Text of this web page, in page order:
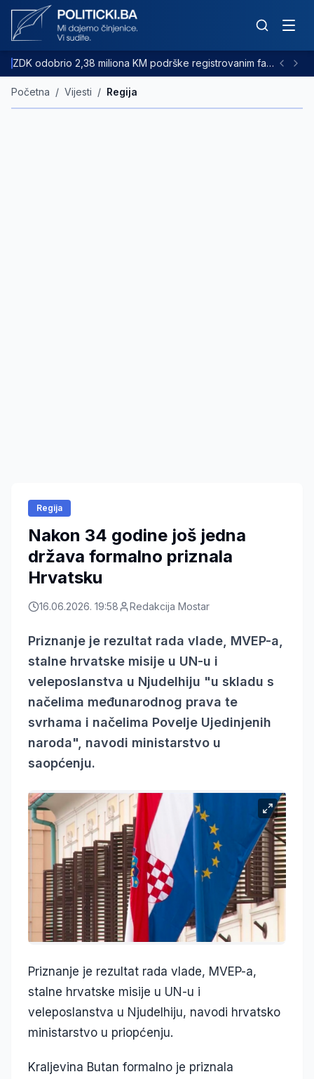
ZDK odobrio 2,38 miliona KM podrške registrovanim farmama goveda
Početna / Vijesti / Regija
Regija
Nakon 34 godine još jedna
država formalno priznala
Hrvatsku
16.06.2026. 19:58 Redakcija Mostar
Priznanje je rezultat rada vlade, MVEP-a,
stalne hrvatske misije u UN-u i
veleposlanstva u Njudelhiju "u skladu s
načelima međunarodnog prava te
svrhama i načelima Povelje Ujedinjenih
naroda", navodi ministarstvo u
saopćenju.
Priznanje je rezultat rada vlade, MVEP-a,
stalne hrvatske misije u UN-u i
veleposlanstva u Njudelhiju, navodi hrvatsko
ministarstvo u priopćenju.
Kraljevina Butan formalno je priznala